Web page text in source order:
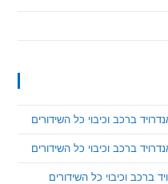
וכיבוי כל השידורים
וכיבוי כל השידורים
כל השידורים